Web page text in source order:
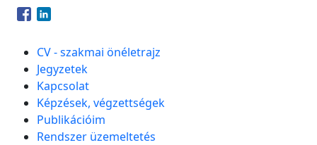
Opens in a new window
Opens in a new window
CV - szakmai önéletrajz
Jegyzetek
Kapcsolat
Képzések, végzettségek
Publikációim
Rendszer üzemeltetés